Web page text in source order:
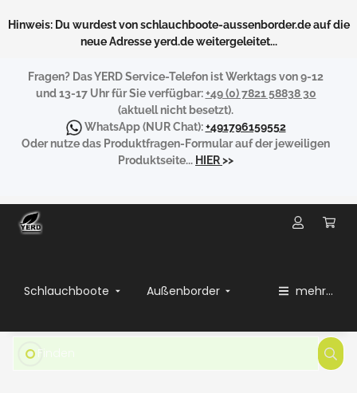
Hinweis: Du wurdest von schlauchboote-aussenborder.de auf die
neue Adresse yerd.de weitergeleitet...
Fragen? Das YERD Service-Telefon ist Werktags von 9-12
und 13-17 Uhr für Sie verfügbar:+49 (0) 7821 58838 30
(aktuell nicht besetzt).
WhatsApp(NUR Chat):+491796159552
Oder nutze das Produktfragen-Formular auf der jeweiligen
Produktseite... HIER>>
Schlauchboote Außenborder mehr...